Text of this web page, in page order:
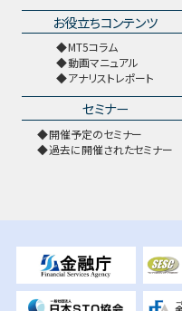
お役立ちコンテンツ
MT5コラム
動画マニュアル
アナリストレポート
セミナー
開催予定のセミナー
過去に開催されたセミナー